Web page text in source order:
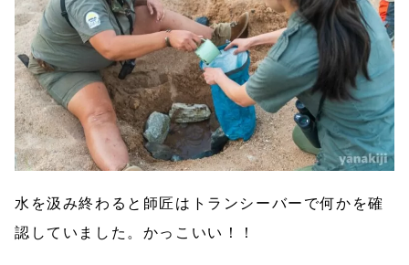
水を汲み終わると師匠はトランシーバーで何かを確
認していました。かっこいい！！